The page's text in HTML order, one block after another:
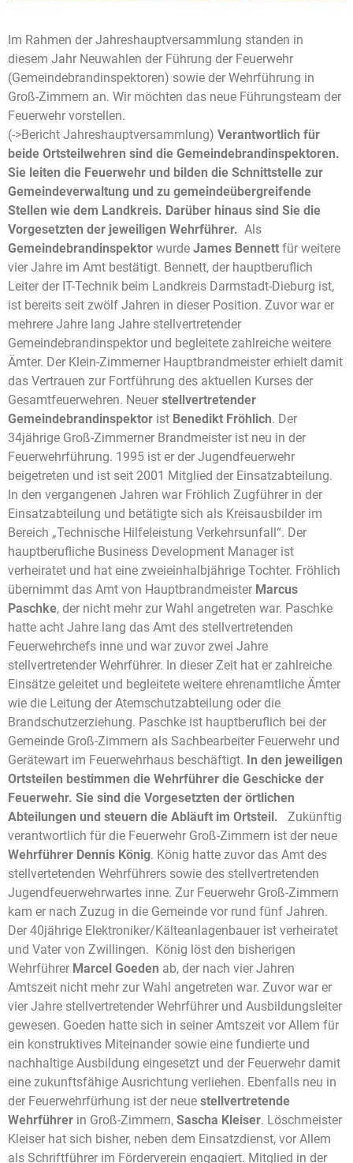
Im Rahmen der Jahreshauptversammlung standen in
diesem Jahr Neuwahlen der Führung der Feuerwehr
(Gemeindebrandinspektoren) sowie der Wehrführung in
Groß-Zimmern an. Wir möchten das neue Führungsteam der
Feuerwehr vorstellen.
(->Bericht Jahreshauptversammlung) Verantwortlich für
beide Ortsteilwehren sind die Gemeindebrandinspektoren.
Sie leiten die Feuerwehr und bilden die Schnittstelle zur
Gemeindeverwaltung und zu gemeindeübergreifende
Stellen wie dem Landkreis. Darüber hinaus sind Sie die
Vorgesetzten der jeweiligen Wehrführer. Als
Gemeindebrandinspektor wurde James Bennett für weitere
vier Jahre im Amt bestätigt. Bennett, der hauptberuflich
Leiter der IT-Technik beim Landkreis Darmstadt-Dieburg ist,
ist bereits seit zwölf Jahren in dieser Position. Zuvor war er
mehrere Jahre lang Jahre stellvertretender
Gemeindebrandinspektor und begleitete zahlreiche weitere
Ämter. Der Klein-Zimmerner Hauptbrandmeister erhielt damit
das Vertrauen zur Fortführung des aktuellen Kurses der
Gesamtfeuerwehren. Neuer stellvertretender
Gemeindebrandinspektor ist Benedikt Fröhlich. Der
34jährige Groß-Zimmerner Brandmeister ist neu in der
Feuerwehrführung. 1995 ist er der Jugendfeuerwehr
beigetreten und ist seit 2001 Mitglied der Einsatzabteilung.
In den vergangenen Jahren war Fröhlich Zugführer in der
Einsatzabteilung und betätigte sich als Kreisausbilder im
Bereich „Technische Hilfeleistung Verkehrsunfall“. Der
hauptberufliche Business Development Manager ist
verheiratet und hat eine zweieinhalbjährige Tochter. Fröhlich
übernimmt das Amt von Hauptbrandmeister Marcus
Paschke, der nicht mehr zur Wahl angetreten war. Paschke
hatte acht Jahre lang das Amt des stellvertretenden
Feuerwehrchefs inne und war zuvor zwei Jahre
stellvertretender Wehrführer. In dieser Zeit hat er zahlreiche
Einsätze geleitet und begleitete weitere ehrenamtliche Ämter
wie die Leitung der Atemschutzabteilung oder die
Brandschutzerziehung. Paschke ist hauptberuflich bei der
Gemeinde Groß-Zimmern als Sachbearbeiter Feuerwehr und
Gerätewart im Feuerwehrhaus beschäftigt. In den jeweiligen
Ortsteilen bestimmen die Wehrführer die Geschicke der
Feuerwehr. Sie sind die Vorgesetzten der örtlichen
Abteilungen und steuern die Abläuft im Ortsteil.
Zukünftig
verantwortlich für die Feuerwehr Groß-Zimmern ist der neue
Wehrführer Dennis König. König hatte zuvor das Amt des
stellvertetenden Wehrführers sowie des stellvertretenden
Jugendfeuerwehrwartes inne. Zur Feuerwehr Groß-Zimmern
kam er nach Zuzug in die Gemeinde vor rund fünf Jahren.
Der 40jährige Elektroniker/Kälteanlagenbauer ist verheiratet
und Vater von Zwillingen. König löst den bisherigen
Wehrführer Marcel Goeden ab, der nach vier Jahren
Amtszeit nicht mehr zur Wahl angetreten war. Zuvor war er
vier Jahre stellvertretender Wehrführer und Ausbildungsleiter
gewesen. Goeden hatte sich in seiner Amtszeit vor Allem für
ein konstruktives Miteinander sowie eine fundierte und
nachhaltige Ausbildung eingesetzt und der Feuerwehr damit
eine zukunftsfähige Ausrichtung verliehen. Ebenfalls neu in
der Feuerwehrfürhung ist der neue stellvertretende
Wehrführer in Groß-Zimmern, Sascha Kleiser. Löschmeister
Kleiser hat sich bisher, neben dem Einsatzdienst, vor Allem
als Schriftführer im Förderverein engagiert. Mitglied in der